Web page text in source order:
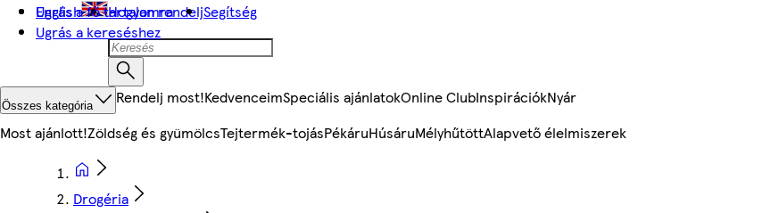
Ugrás a fő tartalomra
Ugrás a kereséshez
English Hogyan rendeljSegítség
Összes kategória Rendelj most!KedvenceimSpeciális ajánlatokOnline ClubInspirációkNyár
Most ajánlott!Zöldség és gyümölcsTejtermék-tojásPékáruHúsáruMélyhűtöttAlapvető élelmiszerek
Drogéria